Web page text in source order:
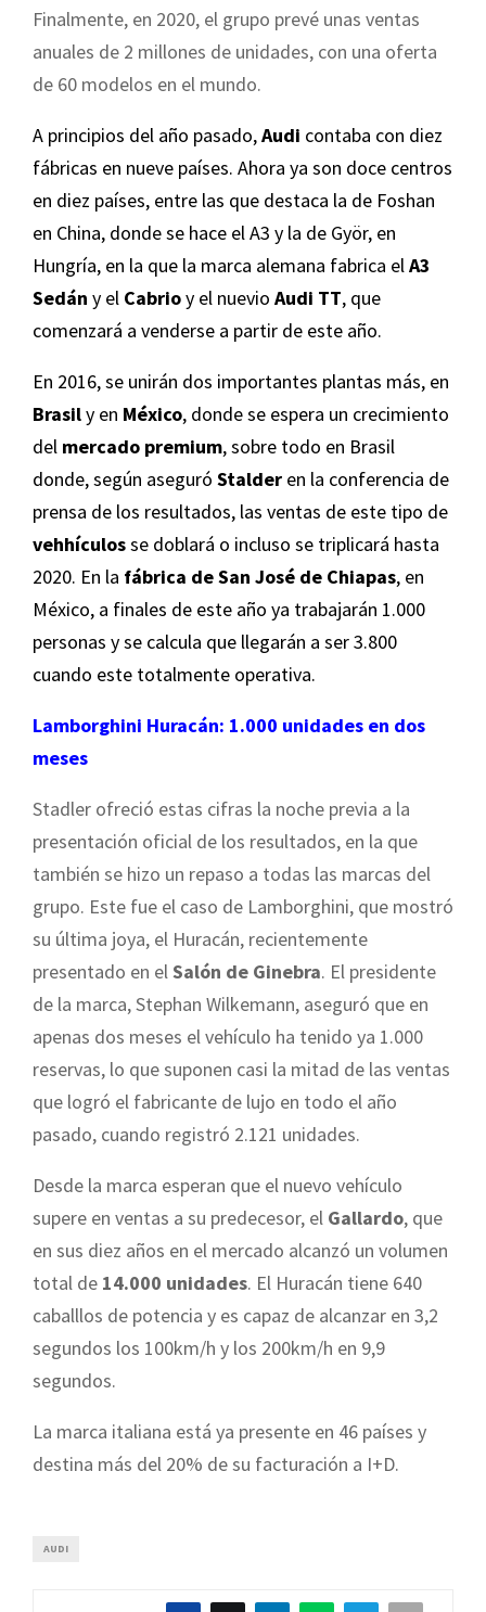
Finalmente, en 2020, el grupo prevé unas ventas
anuales de 2 millones de unidades, con una oferta
de 60 modelos en el mundo.
A principios del año pasado,Audi contaba con diez
fábricas en nueve países. Ahora ya son doce centros
en diez países, entre las que destaca la de Foshan
en China, donde se hace el A3 y la de Györ, en
Hungría, en la que la marca alemana fabrica elA3
Sedán y el Cabrioy el nuevio Audi TT, que
comenzará a venderse a partir de este año.
En 2016, se unirán dos importantes plantas más, en
Brasily en México, donde se espera un crecimiento
del mercado premium, sobre todo en Brasil
donde, según aseguró Stalder en la conferencia de
prensa de los resultados, las ventas de este tipo de
vehhículosse doblará o incluso se triplicará hasta
2020. En la fábrica de San José de Chiapas, en
México, a finales de este año ya trabajarán 1.000
personas y se calcula que llegarán a ser 3.800
cuando este totalmente operativa.
Lamborghini Huracán: 1.000 unidades en dos
meses
Stadler ofreció estas cifras la noche previa a la
presentación oficial de los resultados, en la que
también se hizo un repaso a todas las marcas del
grupo. Este fue el caso de Lamborghini, que mostró
su última joya, el Huracán, recientemente
presentado en elSalón de Ginebra. El presidente
de la marca, Stephan Wilkemann, aseguró que en
apenas dos meses el vehículo ha tenido ya 1.000
reservas, lo que suponen casi la mitad de las ventas
que logró el fabricante de lujo en todo el año
pasado, cuando registró 2.121 unidades.
Desde la marca esperan que el nuevo vehículo
supere en ventas a su predecesor, el Gallardo, que
en sus diez años en el mercado alcanzó un volumen
total de 14.000 unidades. El Huracán tiene 640
caballlos de potencia y es capaz de alcanzar en 3,2
segundos los 100km/h y los 200km/h en 9,9
segundos.
La marca italiana está ya presente en 46 países y
destina más del 20% de su facturación a I+D.
AUDI